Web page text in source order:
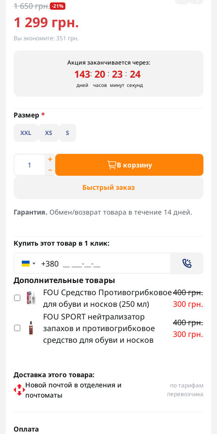
1 650 грн. -21%
1 299 грн.
Вы экономите:351 грн.
Акция заканчивается через:
143
дней
: 20
часов
: 23
минут
: 23
секунд
Размер *
XXL XS S
В корзину
Быстрый заказ
Гарантия. Обмен/возврат товара в течение 14 дней.
Купить этот товар в 1 клик:
+380
Дополнительные товары
FOU Средство Противогрибковое
для обуви и носков (250 мл)
400 грн.
300 грн.
FOU SPORT нейтрализатор
запахов и противогрибковое
средство для обуви и носков
400 грн.
300 грн.
Доставка этого товара:
Новой почтой в отделения и
почтоматы
по тарифам
перевозчика
Оплата